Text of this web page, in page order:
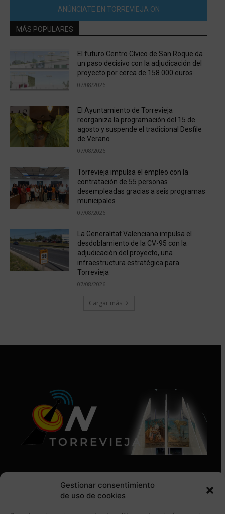
Gestionar consentimiento
de uso de cookies
ANÚNCIATE EN TORREVIEJA ON
MÁS POPULARES
El futuro Centro Cívico de San Roque da
un paso decisivo con la adjudicación del
proyecto por cerca de 158.000 euros
07/08/2026
El Ayuntamiento de Torrevieja
reorganiza la programación del 15 de
agosto y suspende el tradicional Desfile
de Verano
07/08/2026
Torrevieja impulsa el empleo con la
contratación de 55 personas
desempleadas gracias a seis programas
municipales
07/08/2026
La Generalitat Valenciana impulsa el
desdoblamiento de la CV-95 con la
adjudicación del proyecto, una
infraestructura estratégica para
Torrevieja
07/08/2026
Cargar más